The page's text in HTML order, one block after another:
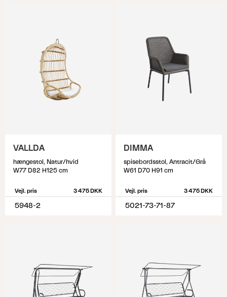
VALLDA
hængestol, Natur/hvid
W77 D82 H125 cm
Vejl. pris 3 475 DKK
5948-2
DIMMA
spisebordsstol, Antracit/Grå
W61 D70 H91 cm
Vejl. pris 3 475 DKK
5021-73-71-87